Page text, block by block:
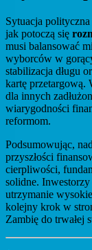
Sytuacja
jak potoczą się
musi balansować
wyborców w
stabilizacja długu
kartę przetargową.
dla innych
wiarygodności
reformom.
Podsumowując,
przyszłości
cierpliwości,
solidne.
utrzymanie
kolejny krok w
Zambię do trwałej